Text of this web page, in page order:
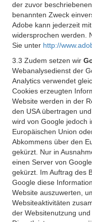
der zuvor
benannten Zweck
Adobe kann jederzeit
widersprochen werden.
Sie unter http://
3.3 Zudem setzen wir
Webanalysedienst der
Analytics verwendet
Cookies erzeugten
Website werden in der
den USA übertragen
wird von Google jedoch
Europäischen Union
Abkommens über den
gekürzt. Nur in
einen Server von
gekürzt. Im Auftrag des
Google diese
Website auszuwerten,
Websiteaktivitäten
der Websitenutzung